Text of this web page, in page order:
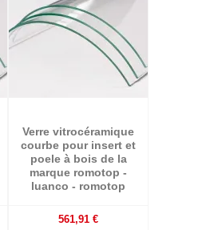
Verre vitrocéramique
courbe pour insert et
poele à bois de la
marque romotop -
luanco - romotop
561,91 €